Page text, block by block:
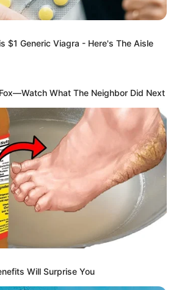
$1 Generic Viagra - Here's The Aisle
What The Neighbor Did Next
Will Surprise You